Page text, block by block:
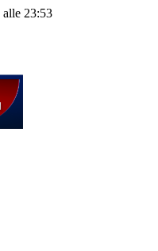
alle 23:53